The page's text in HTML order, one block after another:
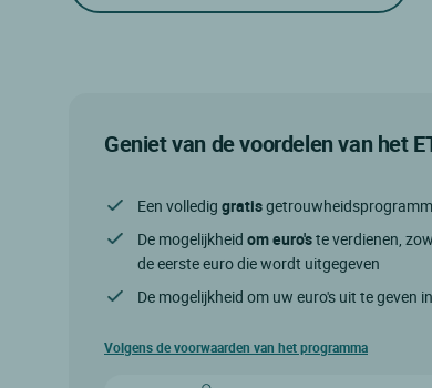
Geniet van de voordelen van het
Een volledig gratis
De mogelijkheid om euro'ste verdienen,
de eerste euro die wordt uitgegeven
De mogelijkheid om uw euro's uit te geven
Volgens de voorwaarden van het programma